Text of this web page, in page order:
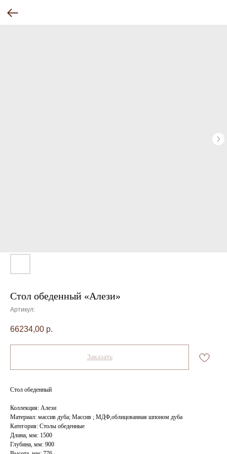
Стол обеденный «Алези»
Артикул:
66234,00 р.
Заказать
Стол обеденный
Коллекция: Алези
Материал: массив дуба; Массив ; МДФ,облицованная шпоном дуба
Категория: Столы обеденные
Длина, мм: 1500
Глубина, мм: 900